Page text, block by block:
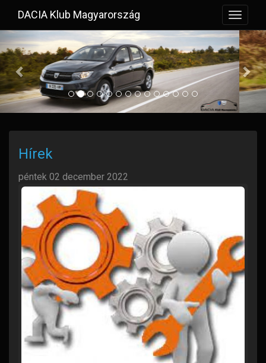
Toggle
DACIA Klub Magyarország
Previous
Hírek
péntek 02 december 2022